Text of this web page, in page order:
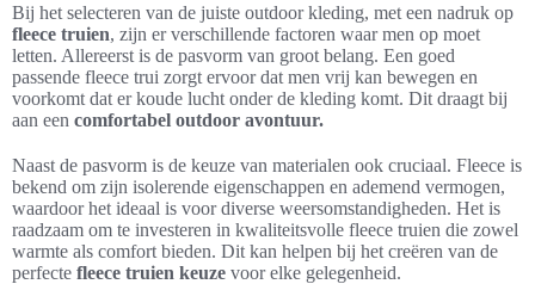
Bij het selecteren van de juiste outdoor kleding, met een nadruk op
fleece truien, zijn er verschillende factoren waar men op moet
letten. Allereerst is de pasvorm van groot belang. Een goed
passende fleece trui zorgt ervoor dat men vrij kan bewegen en
voorkomt dat er koude lucht onder de kleding komt. Dit draagt bij
aan een comfortabel outdoor avontuur.
Naast de pasvorm is de keuze van materialen ook cruciaal. Fleece is
bekend om zijn isolerende eigenschappen en ademend vermogen,
waardoor het ideaal is voor diverse weersomstandigheden. Het is
raadzaam om te investeren in kwaliteitsvolle fleece truien die zowel
warmte als comfort bieden. Dit kan helpen bij het creëren van de
perfecte fleece truien keuze voor elke gelegenheid.